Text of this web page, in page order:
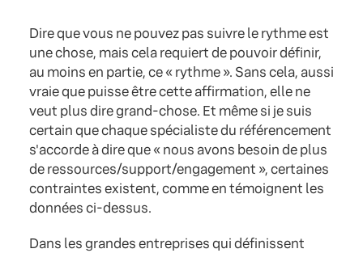
Dire que vous ne pouvez pas suivre le rythme est
une chose, mais cela requiert de pouvoir définir,
au moins en partie, ce « rythme ». Sans cela, aussi
vraie que puisse être cette affirmation, elle ne
veut plus dire grand-chose. Et même si je suis
certain que chaque spécialiste du référencement
s'accorde à dire que « nous avons besoin de plus
de ressources/support/engagement », certaines
contraintes existent, comme en témoignent les
données ci-dessus.
Dans les grandes entreprises qui définissent